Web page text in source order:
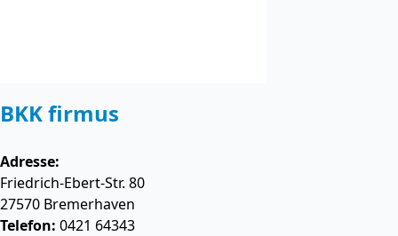
BKK firmus
Adresse:
Friedrich-Ebert-Str. 80
27570 Bremerhaven
Telefon: 0421 64343